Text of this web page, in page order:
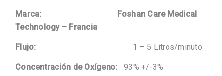
Marca: Foshan Care Medical
Technology – Francia
Flujo: 1 – 5 Litros/minuto
Concentración de Oxígeno: 93% +/-3%